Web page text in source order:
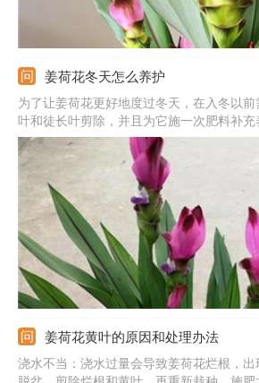
姜荷花冬天怎么养护
为了让姜荷花更好地度过冬天，在入冬以
叶和徒长叶剪除，并且为它施一次肥料补充
它搬回室内，放在一个10℃以上的环境中
照充足、定时通风，还要适当控制浇水并
升高以后，可以再次增加浇水并且恢复施肥
姜荷花黄叶的原因和处理办法
浇水不当：浇水过量会导致姜荷花烂根，